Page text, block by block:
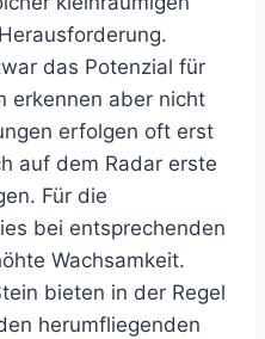
das Potenzial für
erkennen aber nicht
erfolgen oft erst
auf dem Radar erste
Für die
bei entsprechenden
Wachsamkeit.
bieten in der Regel
herumfliegenden